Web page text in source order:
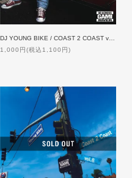
1,000円(税込1,100円)